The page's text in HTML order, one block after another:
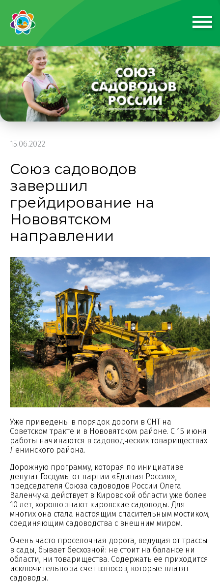
15.06.2022
Союз садоводов
завершил
грейдирование на
Нововятском
направлении
Уже приведены в порядок дороги в СНТ на
Советском тракте и в Нововятском районе. С 15 июня
работы начинаются в садоводческих товариществах
Ленинского района.
Дорожную программу, которая по инициативе
депутат Госдумы от партии «Единая Россия»,
председателя Союза садоводов России Олега
Валенчука действует в Кировской области уже более
10 лет, хорошо знают кировские садоводы. Для
многих она стала настоящим спасительным мостиком,
соединяющим садоводства с внешним миром.
Очень часто проселочная дорога, ведущая от трассы
в сады, бывает бесхозной: не стоит на балансе ни
области, ни товарищества. Содержать ее приходится
исключительно за счет взносов, которые платят
садоводы.